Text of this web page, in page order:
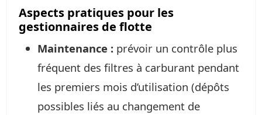
Aspects pratiques pour les
gestionnaires de flotte
Maintenance : prévoir un contrôle plus
fréquent des filtres à carburant pendant
les premiers mois d’utilisation (dépôts
possibles liés au changement de